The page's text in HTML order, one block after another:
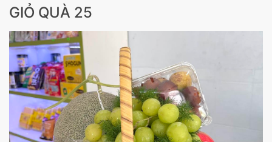
GIỎ QUÀ 25